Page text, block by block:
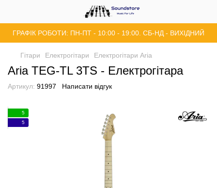
ГРАФІК РОБОТИ: ПН-ПТ - 10:00 - 19:00. СБ-НД - ВИХІДНИЙ
Гітари Електрогітари Електрогітари Aria
Aria TEG-TL 3TS - Електрогітара
Артикул: 91997 Написати відгук
5
5